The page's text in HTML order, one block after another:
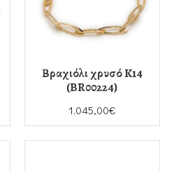
Βραχιόλι χρυσό K14
(BR00224)
1.045,00€